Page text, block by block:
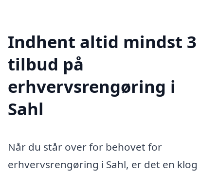
Indhent altid mindst 3
tilbud på
erhvervsrengøring i
Sahl
Når du står over for behovet for
erhvervsrengøring i Sahl, er det en klog